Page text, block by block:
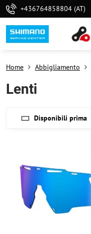
+436764858804 (AT)
Home Abbigliamento
Lenti
Disponibili prima